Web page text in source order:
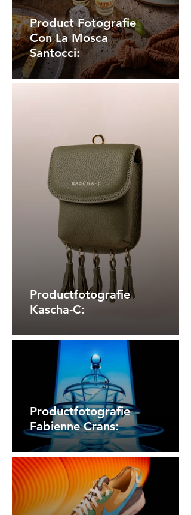
Product Fotografie
Con La Mosca
Santocci:
Productfotografie
Kascha-C:
Productfotografie
Fabienne Crans: